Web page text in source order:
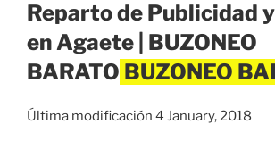
Reparto de Publicidad
en Agaete | BUZONEO
BARATO
Última modificación 4 January, 2018